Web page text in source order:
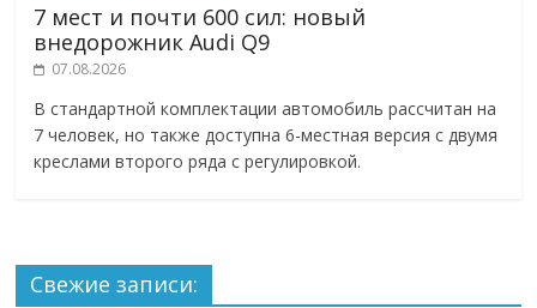
7 мест и почти 600 сил: новый
внедорожник Audi Q9
07.08.2026
В стандартной комплектации автомобиль рассчитан на
7 человек, но также доступна 6-местная версия с двумя
креслами второго ряда с регулировкой.
Свежие записи: